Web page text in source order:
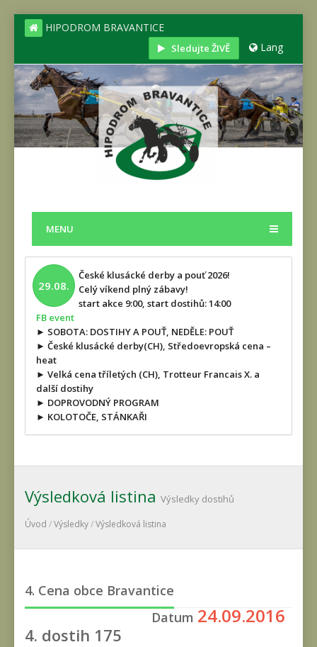
HIPODROM BRAVANTICE
Sledujte ŽIVĚ Lang
MENU
29.08.
České klusácké derby a pouť 2026!
Celý víkend plný zábavy!
start akce 9:00, start dostihů: 14:00
FB event
► SOBOTA: DOSTIHY A POUŤ, NEDĚLE: POUŤ
► České klusácké derby(CH), Středoevropská cena –
heat
► Velká cena tříletých (CH), Trotteur Francais X. a
další dostihy
► DOPROVODNÝ PROGRAM
► KOLOTOČE, STÁNKAŘI
Výsledková listina Výsledky dostihů
Úvod /Výsledky/Výsledková listina
4. Cena obce Bravantice
Datum 24.09.2016
4. dostih 175